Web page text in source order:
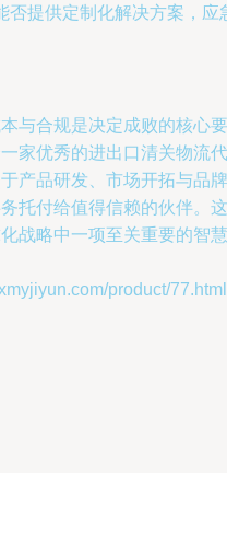
否提供定制化解决方案，应
与合规是决定成败的核心要
家优秀的进出口清关物流代
产品研发、市场开拓与品牌
托付给值得信赖的伙伴。这
战略中一项至关重要的智慧
product/77.html